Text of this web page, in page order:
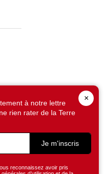
×
à notre lettre
rien rater de la Terre
Je m'inscris
reconnaissez avoir pris